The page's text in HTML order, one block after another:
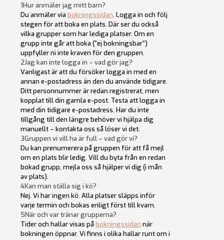
1Hur anmäler jag mitt barn?
Du anmäler via bokningssidan. Logga in och följ
stegen för att boka en plats. Där ser du också
vilka grupper som har lediga platser. Om en
grupp inte går att boka (”ej bokningsbar”)
uppfyller ni inte kraven för den gruppen.
2Jag kan inte logga in – vad gör jag?
Vanligast är att du försöker logga in med en
annan e-postadress än den du använde tidigare.
Ditt personnummer är redan registrerat, men
kopplat till din gamla e-post. Testa att logga in
med din tidigare e-postadress. Har du inte
tillgång till den längre behöver vi hjälpa dig
manuellt – kontakta oss så löser vi det.
3Gruppen vi vill ha är full – vad gör vi?
Du kan prenumerera på gruppen för att få mejl
om en plats blir ledig. Vill du byta från en redan
bokad grupp, mejla oss så hjälper vi dig (i mån
av plats).
4Kan man ställa sig i kö?
Nej. Vi har ingen kö. Alla platser släpps inför
varje termin och bokas enligt först till kvarn.
5När och var tränar grupperna?
Tider och hallar visas på bokningssidan när
bokningen öppnar. Vi finns i olika hallar runt om i